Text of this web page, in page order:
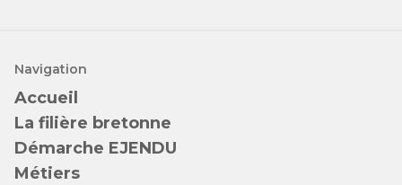
Navigation
Accueil
La filière bretonne
Démarche EJENDU
Métiers